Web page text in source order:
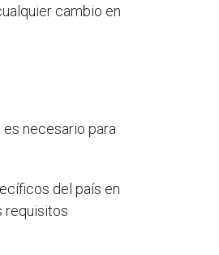
cambio en
necesario para
del país en
requisitos